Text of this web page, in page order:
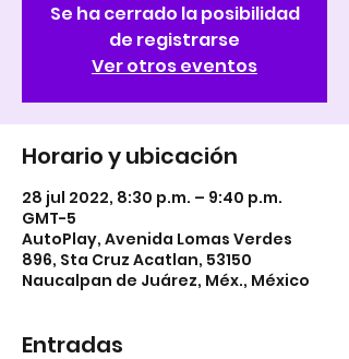
Se ha cerrado la posibilidad
de registrarse
Ver otros eventos
Horario y ubicación
28 jul 2022, 8:30 p.m. – 9:40 p.m.
GMT-5
AutoPlay, Avenida Lomas Verdes
896, Sta Cruz Acatlan, 53150
Naucalpan de Juárez, Méx., México
Entradas